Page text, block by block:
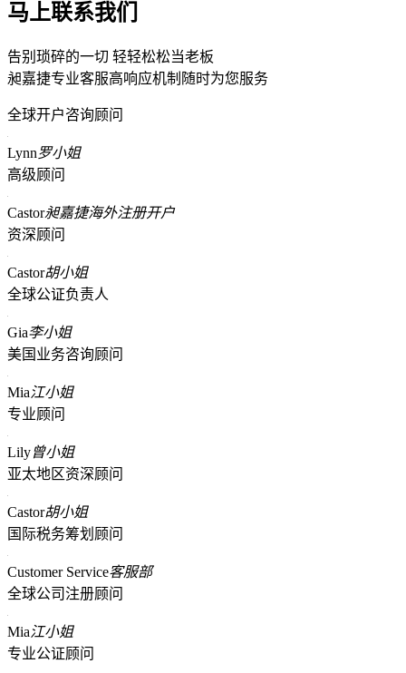
马上联系我们
告别琐碎的一切 轻轻松松当老板
昶嘉捷专业客服高响应机制随时为您服务
全球开户咨询顾问
Lynn罗小姐
高级顾问
Castor昶嘉捷海外注册开户
资深顾问
Castor胡小姐
全球公证负责人
Gia李小姐
美国业务咨询顾问
Mia江小姐
专业顾问
Lily曾小姐
亚太地区资深顾问
Castor胡小姐
国际税务筹划顾问
Customer Service客服部
全球公司注册顾问
Mia江小姐
专业公证顾问